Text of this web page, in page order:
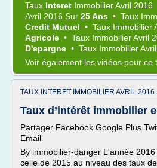
Taux Interet Immobilier Avril 2016
Avril 2016 Sur 25 Ans • Taux
Credit Mutuel • Taux Immobilier
Agricole • Taux Immobilier Avril
D'epargne • Taux Immobilier
Voir également les vidéos pour ce
TAUX INTERET IMMOBILIER AVRIL 2016
Taux d’intérêt immobilier
Partager Facebook Google Plus
Email
By immobilier-danger L'année
celle de 2015 au niveau des taux